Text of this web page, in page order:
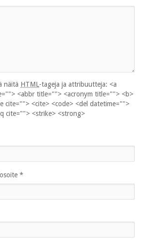
näitä HTML-tageja ja attribuutteja: <a
<abbr title=""> <acronym title=""> <b>
cite=""> <cite> <code> <del datetime="">
cite=""> <strike> <strong>
*